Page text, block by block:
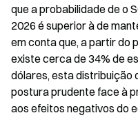
que a probabilidade de o
2026 é superior à de
em conta que, a partir do
existe cerca de 34% de
dólares, esta distribuição
postura prudente face à
aos efeitos negativos do